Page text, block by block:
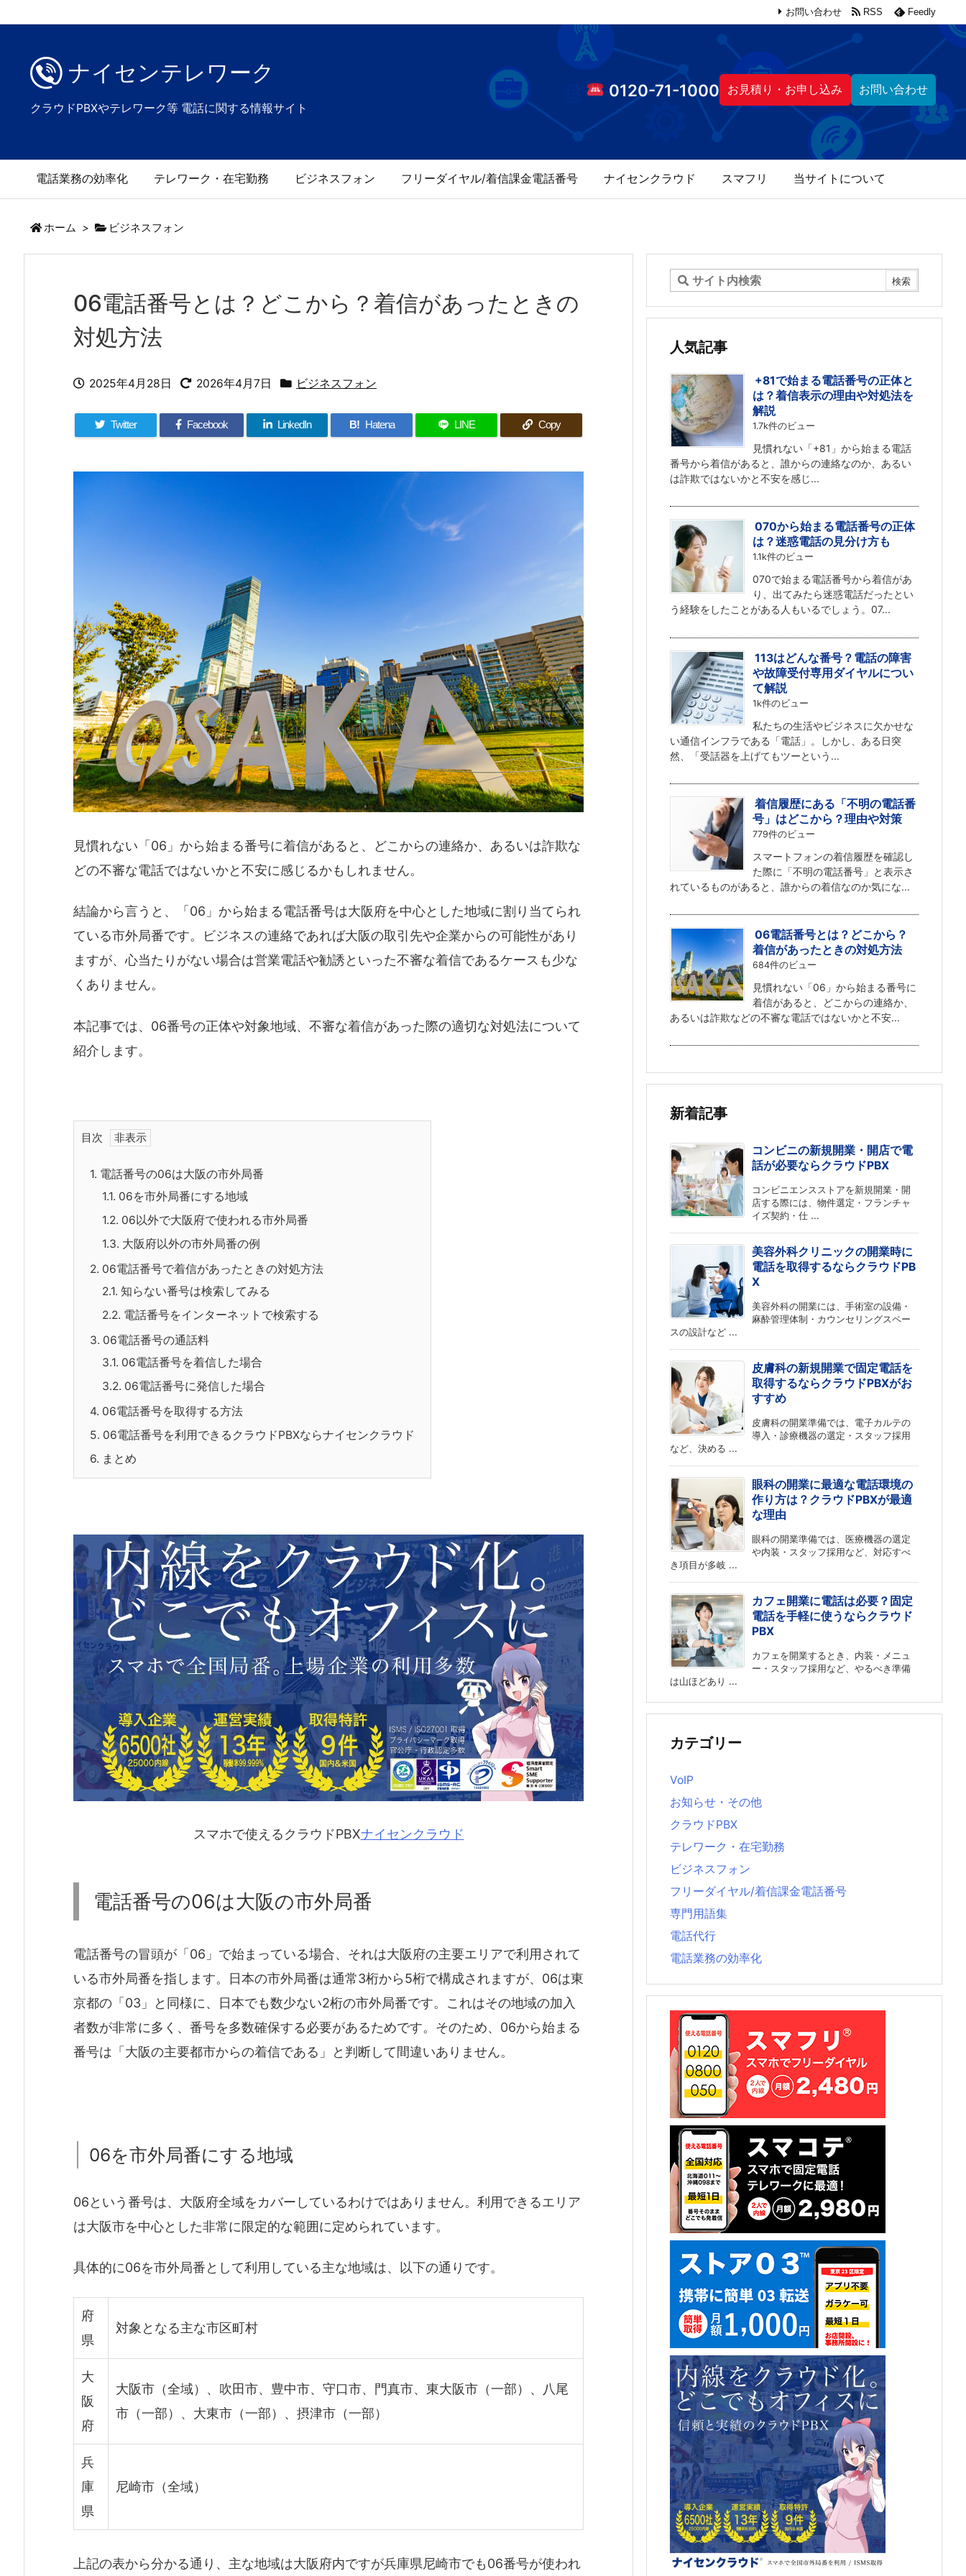
ナイセンテレワーク
クラウドPBXやテレワーク等 電話に関する情報サイト
0120-71-1000 お見積り・お申し込み お問い合わせ
電話業務の効率化 テレワーク・在宅勤務 ビジネスフォン フリーダイヤル/着信課金電話番号 ナイセンクラウド スマフリ 当サイトについて
お問い合わせ RSS Feedly
ホーム > ビジネスフォン
06電話番号とは？どこから？着信があったときの
対処方法
2025年4月28日 2026年4月7日 ビジネスフォン
Twitter Facebook LinkedIn B! Hatena LINE Copy
見慣れない「06」から始まる番号に着信があると、どこからの連絡か、あるいは詐欺な
どの不審な電話ではないかと不安に感じるかもしれません。
結論から言うと、「06」から始まる電話番号は大阪府を中心とした地域に割り当てられ
ている市外局番です。ビジネスの連絡であれば大阪の取引先や企業からの可能性があり
ますが、心当たりがない場合は営業電話や勧誘といった不審な着信であるケースも少な
くありません。
本記事では、06番号の正体や対象地域、不審な着信があった際の適切な対処法について
紹介します。
目次
1. 電話番号の06は大阪の市外局番
1.1. 06を市外局番にする地域
1.2. 06以外で大阪府で使われる市外局番
1.3. 大阪府以外の市外局番の例
2. 06電話番号で着信があったときの対処方法
2.1. 知らない番号は検索してみる
2.2. 電話番号をインターネットで検索する
3. 06電話番号の通話料
3.1. 06電話番号を着信した場合
3.2. 06電話番号に発信した場合
4. 06電話番号を取得する方法
5. 06電話番号を利用できるクラウドPBXならナイセンクラウド
6. まとめ
スマホで使えるクラウドPBXナイセンクラウド
電話番号の06は大阪の市外局番
電話番号の冒頭が「06」で始まっている場合、それは大阪府の主要エリアで利用されて
いる市外局番を指します。日本の市外局番は通常3桁から5桁で構成されますが、06は東
京都の「03」と同様に、日本でも数少ない2桁の市外局番です。これはその地域の加入
者数が非常に多く、番号を多数確保する必要があるためです。そのため、06から始まる
番号は「大阪の主要都市からの着信である」と判断して間違いありません。
06を市外局番にする地域
06という番号は、大阪府全域をカバーしているわけではありません。利用できるエリア
は大阪市を中心とした非常に限定的な範囲に定められています。
具体的に06を市外局番として利用している主な地域は、以下の通りです。
府
県
対象となる主な市区町村
大
阪
府
大阪市（全域）、吹田市、豊中市、守口市、門真市、東大阪市（一部）、八尾
市（一部）、大東市（一部）、摂津市（一部）
兵
庫
県
尼崎市（全域）
上記の表から分かる通り、主な地域は大阪府内ですが兵庫県尼崎市でも06番号が使われ
人気記事
+81で始まる電話番号の正体と
は？着信表示の理由や対処法を
解説
1.7k件のビュー
見慣れない「+81」から始まる電話
番号から着信があると、誰からの連絡なのか、あるい
は詐欺ではないかと不安を感じ...
070から始まる電話番号の正体
は？迷惑電話の見分け方も
1.1k件のビュー
070で始まる電話番号から着信があ
り、出てみたら迷惑電話だったとい
う経験をしたことがある人もいるでしょう。07...
113はどんな番号？電話の障害
や故障受付専用ダイヤルについ
て解説
1k件のビュー
私たちの生活やビジネスに欠かせな
い通信インフラである「電話」。しかし、ある日突
然、「受話器を上げてもツーという...
着信履歴にある「不明の電話番
号」はどこから？理由や対策
779件のビュー
スマートフォンの着信履歴を確認し
た際に「不明の電話番号」と表示さ
れているものがあると、誰からの着信なのか気にな...
06電話番号とは？どこから？
着信があったときの対処方法
684件のビュー
見慣れない「06」から始まる番号に
着信があると、どこからの連絡か、
あるいは詐欺などの不審な電話ではないかと不安...
新着記事
コンビニの新規開業・開店で電
話が必要ならクラウドPBX
コンビニエンスストアを新規開業・開
店する際には、物件選定・フランチャ
イズ契約・仕 ...
美容外科クリニックの開業時に
電話を取得するならクラウドPB
X
美容外科の開業には、手術室の設備・
麻酔管理体制・カウンセリングスペー
スの設計など ...
皮膚科の新規開業で固定電話を
取得するならクラウドPBXがお
すすめ
皮膚科の開業準備では、電子カルテの
導入・診療機器の選定・スタッフ採用
など、決める ...
眼科の開業に最適な電話環境の
作り方は？クラウドPBXが最適
な理由
眼科の開業準備では、医療機器の選定
や内装・スタッフ採用など、対応すべ
き項目が多岐 ...
カフェ開業に電話は必要？固定
電話を手軽に使うならクラウド
PBX
カフェを開業するとき、内装・メニュ
ー・スタッフ採用など、やるべき準備
は山ほどあり ...
カテゴリー
VoIP
お知らせ・その他
クラウドPBX
テレワーク・在宅勤務
ビジネスフォン
フリーダイヤル/着信課金電話番号
専門用語集
電話代行
電話業務の効率化